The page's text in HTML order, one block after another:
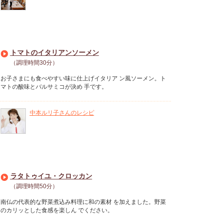
トマトのイタリアンソーメン
（調理時間30分）
お子さまにも食べやすい味に仕上げイタリア ン風ソーメン。ト
マトの酸味とバルサミコが決め 手です。
中本ルリ子さんのレシピ
ラタトゥイユ・クロッカン
（調理時間50分）
南仏の代表的な野菜煮込み料理に和の素材 を加えました。野菜
のカリッとした食感を楽しん でください。